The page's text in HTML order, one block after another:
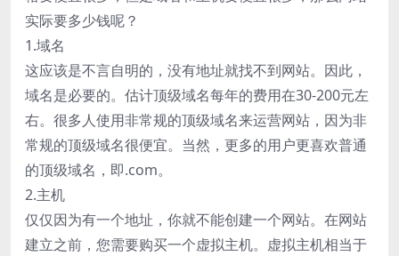
实际要多少钱呢？
1.域名
这应该是不言自明的，没有地址就找不到网站。因此，
域名是必要的。估计顶级域名每年的费用在30-200元左
右。很多人使用非常规的顶级域名来运营网站，因为非
常规的顶级域名很便宜。当然，更多的用户更喜欢普通
的顶级域名，即.com。
2.主机
仅仅因为有一个地址，你就不能创建一个网站。在网站
建立之前，您需要购买一个虚拟主机。虚拟主机相当于